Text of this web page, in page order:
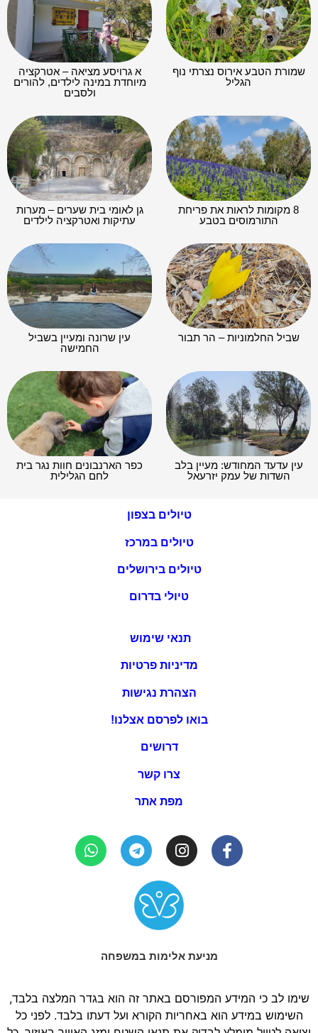
שמורת הטבע אירוס נצרתי נוף
הגליל
א גרויסע מציאה – אטרקציה
מיוחדת במינה לילדים, להורים
ולסבים
8 מקומות לראות את פריחת
התורמוסים בטבע
גן לאומי בית שערים – מערות
עתיקות ואטרקציה לילדים
שביל החלמוניות – הר תבור
עין שרונה ומעיין בשביל
החמישה
עין עדעד המחודש: מעיין בלב
השדות של עמק יזרעאל
כפר הארנבונים חוות נגר בית
לחם הגלילית
טיולים בצפון
טיולים במרכז
טיולים בירושלים
טיולי בדרום
תנאי שימוש
מדיניות פרטיות
הצהרת נגישות
בואו לפרסם אצלנו!
דרושים
צרו קשר
מפת אתר
מניעת אלימות במשפחה
שימו לב כי המידע המפורסם באתר זה הוא בגדר המלצה בלבד,
השימוש במידע הוא באחריות הקורא ועל דעתו בלבד. לפני כל